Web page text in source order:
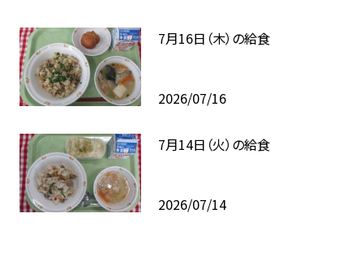
7月16日（木）の給食
2026/07/16
7月14日（火）の給食
2026/07/14